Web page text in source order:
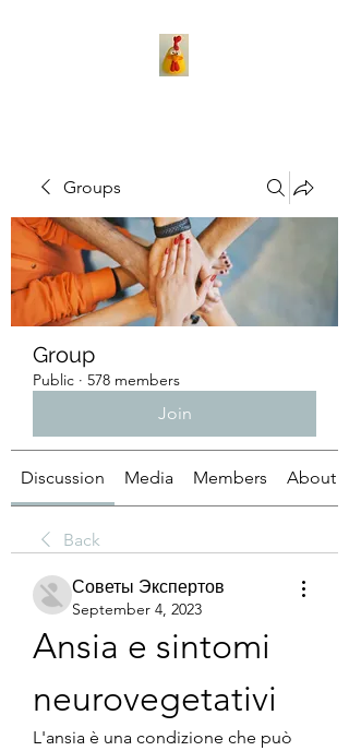
Groups
Group
Public · 578 members
Join
Discussion Media Members About
Back
Советы Экспертов
September 4, 2023
Ansia e sintomi
neurovegetativi
L'ansia è una condizione che può